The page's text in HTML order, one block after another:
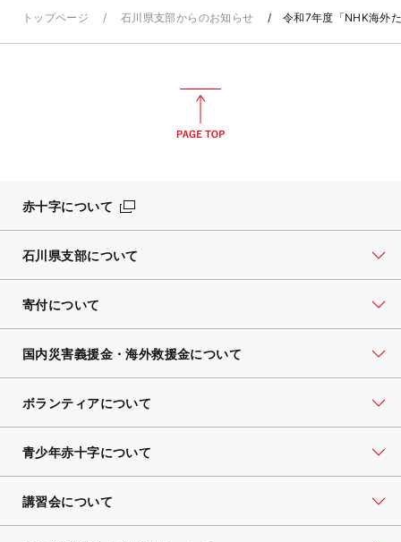
トップページ 石川県支部からのお知らせ 令和7年度「NHK海外
赤十字について
石川県支部について
寄付について
国内災害義援金・海外救援金について
ボランティアについて
青少年赤十字について
講習会について